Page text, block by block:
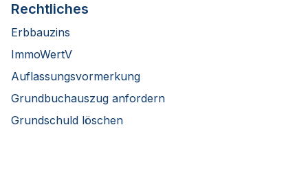
Rechtliches
Erbbauzins
ImmoWertV
Auflassungsvormerkung
Grundbuchauszug anfordern
Grundschuld löschen